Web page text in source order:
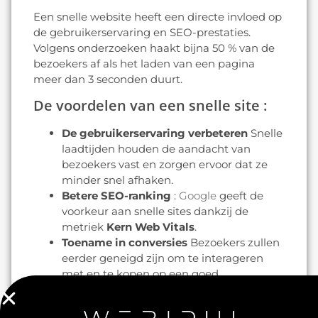
Een snelle website heeft een directe invloed op
de gebruikerservaring en SEO-prestaties.
Volgens onderzoeken haakt bijna 50 % van de
bezoekers af als het laden van een pagina
meer dan 3 seconden duurt.
De voordelen van een snelle site :
De gebruikerservaring verbeteren Snelle
laadtijden houden de aandacht van
bezoekers vast en zorgen ervoor dat ze
minder snel afhaken.
Betere SEO-ranking : Google geeft de
voorkeur aan snelle sites dankzij de
metriek Kern Web Vitals.
Toename in conversies Bezoekers zullen
eerder geneigd zijn om te interageren
met en te kopen op een goed